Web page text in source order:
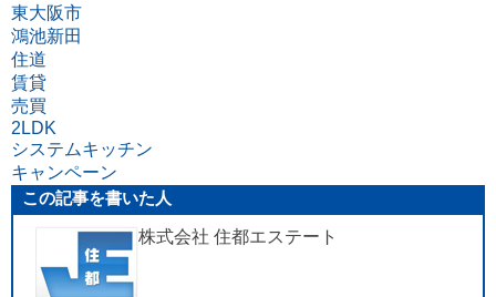
東大阪市
鴻池新田
住道
賃貸
売買
2LDK
システムキッチン
キャンペーン
この記事を書いた人
株式会社 住都エステート